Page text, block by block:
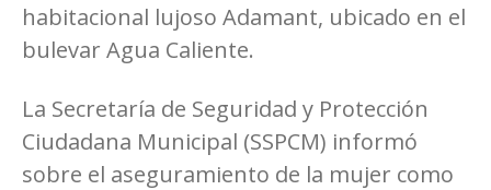
habitacional lujoso Adamant, ubicado en el
bulevar Agua Caliente.
La Secretaría de Seguridad y Protección
Ciudadana Municipal (SSPCM) informó
sobre el aseguramiento de la mujer como